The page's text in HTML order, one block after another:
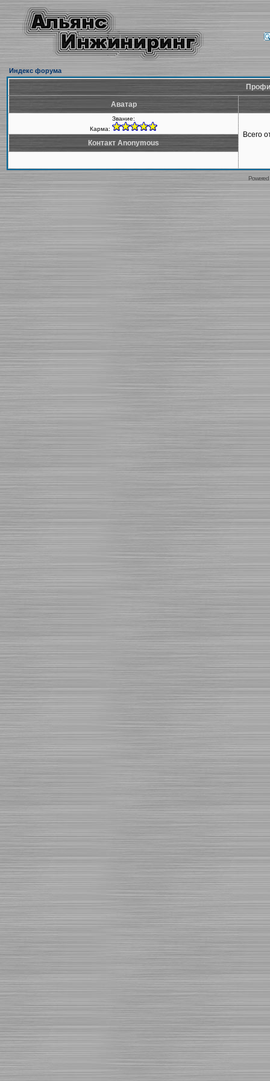
Индекс форума
Аватар
Звание:
Карма:
Всего
Контакт Anonymous